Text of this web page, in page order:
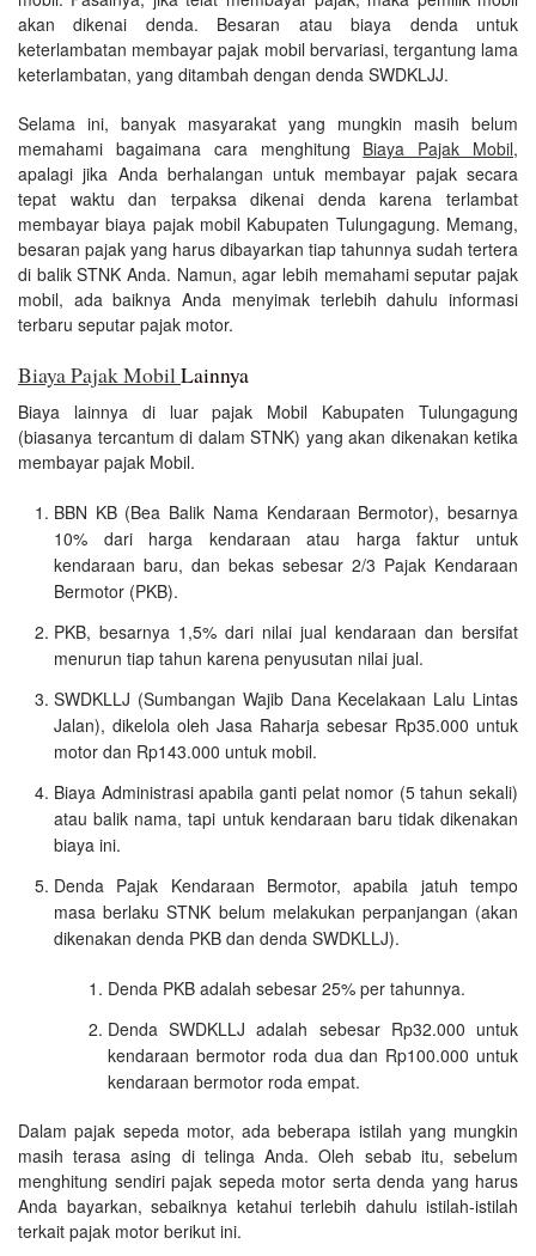
akan dikenai denda. Besaran atau biaya denda untuk
keterlambatan membayar pajak mobil bervariasi, tergantung lama
keterlambatan, yang ditambah dengan denda SWDKLJJ.
Selama ini, banyak masyarakat yang mungkin masih belum
memahami bagaimana cara menghitung Biaya Pajak Mobil,
apalagi jika Anda berhalangan untuk membayar pajak secara
tepat waktu dan terpaksa dikenai denda karena terlambat
membayar biaya pajak mobil Kabupaten Tulungagung. Memang,
besaran pajak yang harus dibayarkan tiap tahunnya sudah tertera
di balik STNK Anda. Namun, agar lebih memahami seputar pajak
mobil, ada baiknya Anda menyimak terlebih dahulu informasi
terbaru seputar pajak motor.
Biaya Pajak MobilLainnya
Biaya lainnya di luar pajak Mobil Kabupaten Tulungagung
(biasanya tercantum di dalam STNK) yang akan dikenakan ketika
membayar pajak Mobil.
BBN KB (Bea Balik Nama Kendaraan Bermotor), besarnya
10% dari harga kendaraan atau harga faktur untuk
kendaraan baru, dan bekas sebesar 2/3 Pajak Kendaraan
Bermotor (PKB).
PKB, besarnya 1,5% dari nilai jual kendaraan dan bersifat
menurun tiap tahun karena penyusutan nilai jual.
SWDKLLJ (Sumbangan Wajib Dana Kecelakaan Lalu Lintas
Jalan), dikelola oleh Jasa Raharja sebesar Rp35.000 untuk
motor dan Rp143.000 untuk mobil.
Biaya Administrasi apabila ganti pelat nomor (5 tahun sekali)
atau balik nama, tapi untuk kendaraan baru tidak dikenakan
biaya ini.
Denda Pajak Kendaraan Bermotor, apabila jatuh tempo
masa berlaku STNK belum melakukan perpanjangan (akan
dikenakan denda PKB dan denda SWDKLLJ).
Denda PKB adalah sebesar 25% per tahunnya.
Denda SWDKLLJ adalah sebesar Rp32.000 untuk
kendaraan bermotor roda dua dan Rp100.000 untuk
kendaraan bermotor roda empat.
Dalam pajak sepeda motor, ada beberapa istilah yang mungkin
masih terasa asing di telinga Anda. Oleh sebab itu, sebelum
menghitung sendiri pajak sepeda motor serta denda yang harus
Anda bayarkan, sebaiknya ketahui terlebih dahulu istilah-istilah
terkait pajak motor berikut ini.